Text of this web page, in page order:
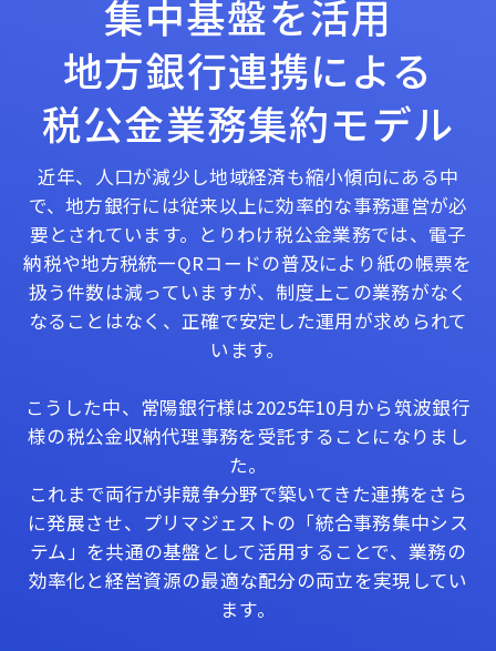
集中基盤を活用
地方銀行連携による
税公金業務集約モデル
近年、人口が減少し地域経済も縮小傾向にある中
で、地方銀行には従来以上に効率的な事務運営が必
要とされています。とりわけ税公金業務では、電子
納税や地方税統一QRコードの普及により紙の帳票を
扱う件数は減っていますが、制度上この業務がなく
なることはなく、正確で安定した運用が求められて
います。
こうした中、常陽銀行様は2025年10月から筑波銀行
様の税公金収納代理事務を受託することになりまし
た。
これまで両行が非競争分野で築いてきた連携をさら
に発展させ、プリマジェストの「統合事務集中シス
テム」を共通の基盤として活用することで、業務の
効率化と経営資源の最適な配分の両立を実現してい
ます。